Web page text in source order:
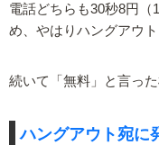
電話どちらも30秒8円（
め、やはりハングアウ
続いて「無料」と言っ
ハングアウト宛に